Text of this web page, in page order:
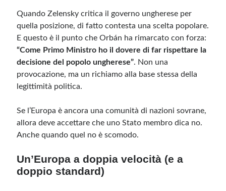
Quando Zelensky critica il governo ungherese per
quella posizione, di fatto contesta una scelta popolare.
E questo è il punto che Orbán ha rimarcato con forza:
“Come Primo Ministro ho il dovere di far rispettare la
decisione del popolo ungherese”. Non una
provocazione, ma un richiamo alla base stessa della
legittimità politica.
Se l’Europa è ancora una comunità di nazioni sovrane,
allora deve accettare che uno Stato membro dica no.
Anche quando quel no è scomodo.
Un’Europa a doppia velocità (e a
doppio standard)